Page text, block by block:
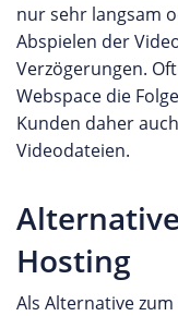
nur sehr langsam
Abspielen der
Verzögerungen.
Webspace die
Kunden daher
Videodateien.
Hosting
Als Alternative